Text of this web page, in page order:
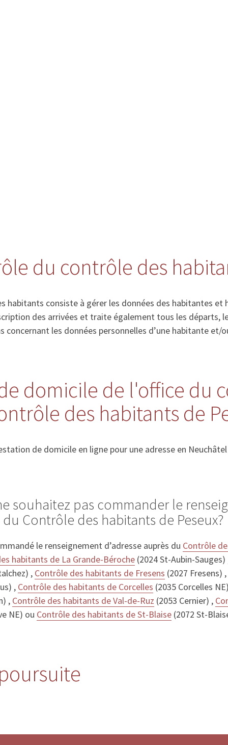
du contrôle des
habitants consiste à gérer les données des habitantes
des arrivées et traite également tous les départs,
les données personnelles d’une habitante et/
domicile de l'office du
des habitants de
de domicile en ligne pour une adresse en
souhaitez pas commander le
du Contrôle des habitants de Peseux?
le renseignement d’adresse auprès du Contrôle
habitants de La Grande-Béroche (2024 St-Aubin-
, Contrôle des habitants de Fresens (2027 Fresens) ,
, Contrôle des habitants de Corcelles (2035 Corcelles
, Contrôle des habitants de Val-de-Ruz (2053 Cernier) ,
NE) ou Contrôle des habitants de St-Blaise (2072 St-